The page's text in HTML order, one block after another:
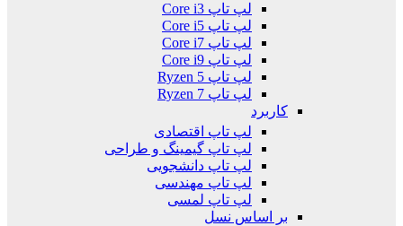
لپ تاپ Core i3
لپ تاپ Core i5
لپ تاپ Core i7
لپ تاپ Core i9
لپ تاپ Ryzen 5
لپ تاپ Ryzen 7
کاربرد
لپ تاپ اقتصادی
لپ تاپ گیمینگ و طراحی
لپ تاپ دانشجویی
لپ تاپ مهندسی
لپ تاپ لمسی
بر اساس نسل